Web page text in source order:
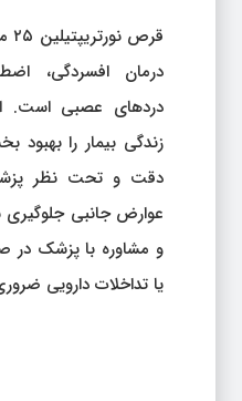
درمان افسردگی،
دردهای عصبی است.
زندگی بیمار را بهبود
دقت و تحت نظر
عوارض جانبی
و مشاوره با پزشک در
یا تداخلات دارویی